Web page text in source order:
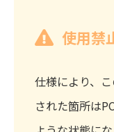
使用禁
仕様により、
された箇所は